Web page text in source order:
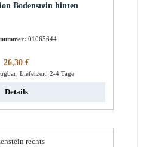
Bodenstein hinten
01065644
Regulärer Preis:
26,30 €
Lieferzeit: 2-4 Tage
Details